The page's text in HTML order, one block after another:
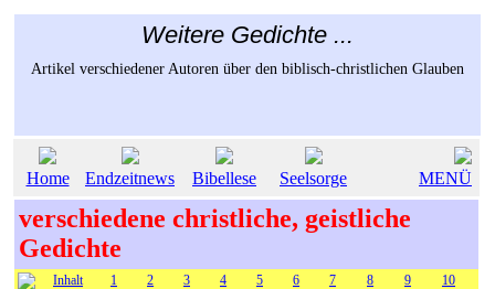
Weitere Gedichte ...
Artikel verschiedener Autoren über den biblisch-christlichen Glauben
Home Endzeitnews Bibellese Seelsorge MENÜ
verschiedene christliche, geistliche
Gedichte
Inhalt 1 2 3 4 5 6 7 8 9
10